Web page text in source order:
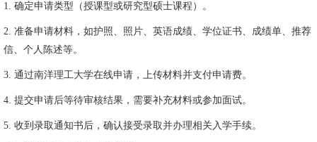
1. 确定申请类型（授课型或研究型硕士课程）。
2. 准备申请材料，如护照、照片、英语成绩、学位证书、成绩单、推荐
信、个人陈述等。
3. 通过南洋理工大学在线申请，上传材料并支付申请费。
4. 提交申请后等待审核结果，需要补充材料或参加面试。
5. 收到录取通知书后，确认接受录取并办理相关入学手续。